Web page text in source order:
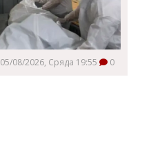
05/08/2026, Сряда 19:55 0